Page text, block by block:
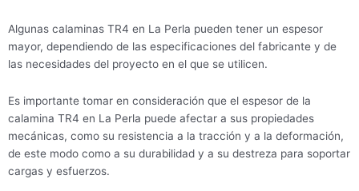
Algunas calaminas TR4 en La Perla pueden tener un espesor
mayor, dependiendo de las especificaciones del fabricante y de
las necesidades del proyecto en el que se utilicen.
Es importante tomar en consideración que el espesor de la
calamina TR4 en La Perla puede afectar a sus propiedades
mecánicas, como su resistencia a la tracción y a la deformación,
de este modo como a su durabilidad y a su destreza para soportar
cargas y esfuerzos.